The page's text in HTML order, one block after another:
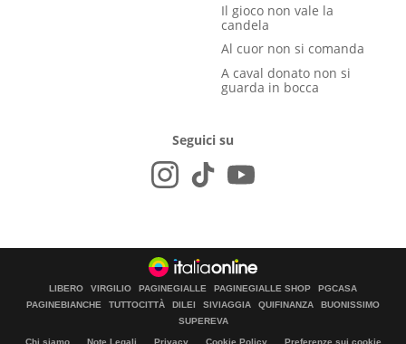
Il gioco non vale la
candela
Al cuor non si comanda
A caval donato non si
guarda in bocca
Seguici su
LIBERO VIRGILIO PAGINEGIALLE PAGINEGIALLE SHOP
PGCASA
PAGINEBIANCHE
TUTTOCITTÀ DILEI SIVIAGGIA QUIFINANZA
BUONISSIMO
SUPEREVA